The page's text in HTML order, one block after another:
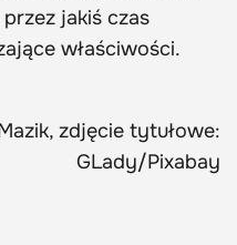
jakiś czas
właściwości.
zdjęcie tytułowe:
GLady/Pixabay